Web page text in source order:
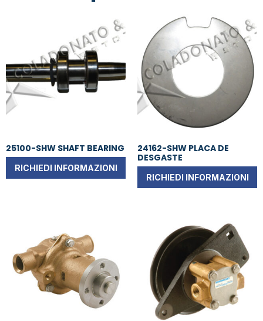
25100-SHW SHAFT BEARING
RICHIEDI INFORMAZIONI
24162-SHW PLACA DE
DESGASTE
RICHIEDI INFORMAZIONI